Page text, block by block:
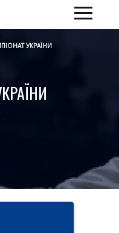
УКРАЇНИ